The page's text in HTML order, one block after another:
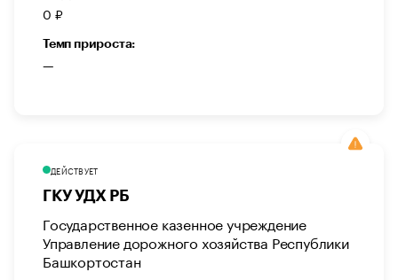
0 ₽
Темп прироста:
—
ДЕЙСТВУЕТ
ГКУ УДХ РБ
Государственное казенное учреждение
Управление дорожного хозяйства Республики
Башкортостан